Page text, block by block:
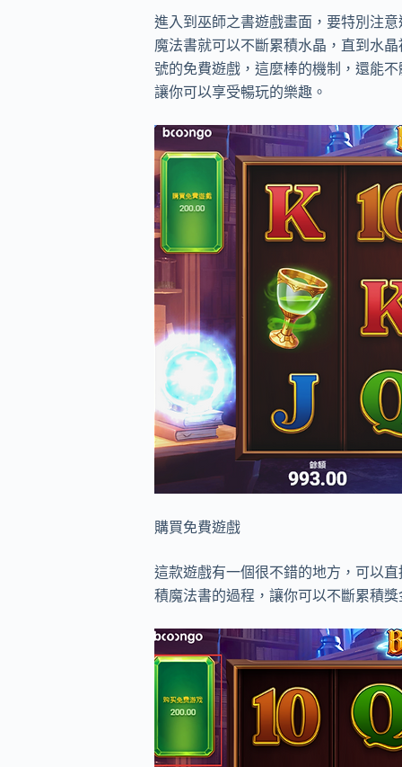
進入到巫師之書遊戲畫面，要特別注
魔法書就可以不斷累積水晶，直到水
號的免費遊戲，這麼棒的機制，還能
讓你可以享受暢玩的樂趣。
購買免費遊戲
這款遊戲有一個很不錯的地方，可以
積魔法書的過程，讓你可以不斷累積